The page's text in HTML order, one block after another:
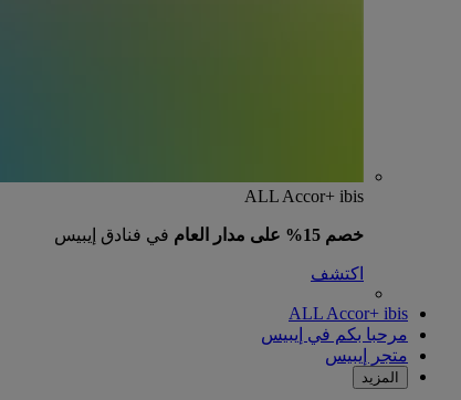
ALL Accor+ ibis
خصم 15% على مدار العام في فنادق إيبيس
اكتشف
ALL Accor+ ibis
مرحبا بكم في إيبيس
متجر إيبيس
المزيد